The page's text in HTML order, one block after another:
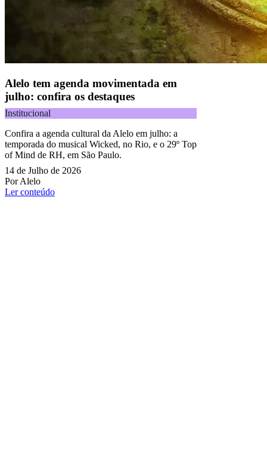
Alelo tem agenda movimentada em
julho: confira os destaques
Institucional
Confira a agenda cultural da Alelo em julho: a
temporada do musical Wicked, no Rio, e o 29º Top
of Mind de RH, em São Paulo.
14 de Julho de 2026
Por Alelo
Ler conteúdo